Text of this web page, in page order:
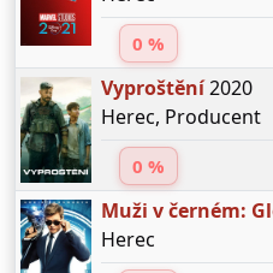
0 %
Vyproštění2020
Herec, Producent
0 %
Muži v černém:
Herec